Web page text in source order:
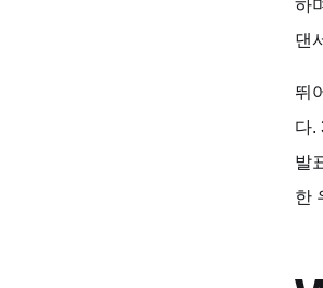
하
댄
뛰
다.
발
한